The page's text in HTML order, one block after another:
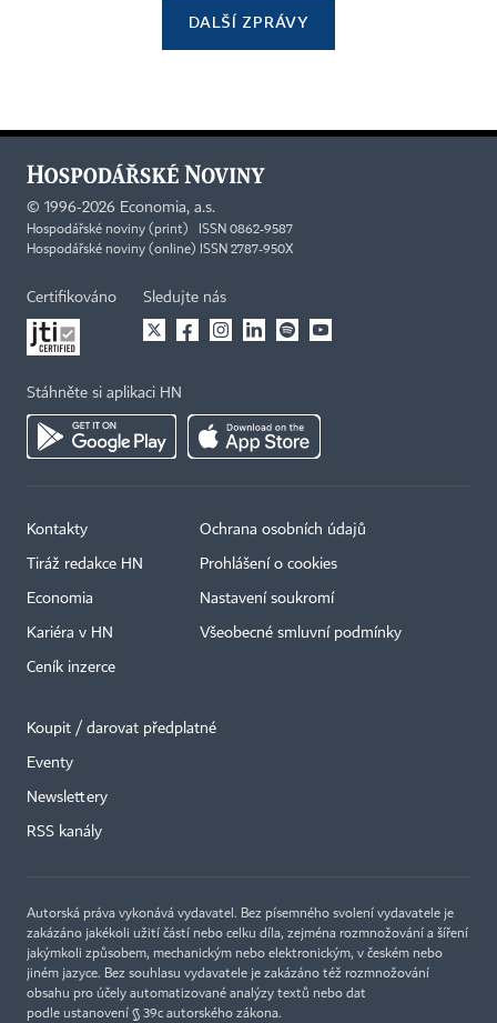
DALŠÍ ZPRÁVY
© 1996-2026 Economia, a.s.
Hospodářské noviny (print) ISSN 0862-9587
Hospodářské noviny (online) ISSN 2787-950X
Certifikováno Sledujte nás
Stáhněte si aplikaci HN
Kontakty
Tiráž redakce HN
Economia
Kariéra v HN
Ceník inzerce
Ochrana osobních údajů
Prohlášení o cookies
Nastavení soukromí
Všeobecné smluvní podmínky
Koupit / darovat předplatné
Eventy
Newslettery
RSS kanály
Autorská práva vykonává vydavatel. Bez písemného svolení vydavatele je
zakázáno jakékoli užití částí nebo celku díla, zejména rozmnožování a šíření
jakýmkoli způsobem, mechanickým nebo elektronickým, v českém nebo
jiném jazyce. Bez souhlasu vydavatele je zakázáno též rozmnožování
obsahu pro účely automatizované analýzy textů nebo dat
podle ustanovení § 39c autorského zákona.